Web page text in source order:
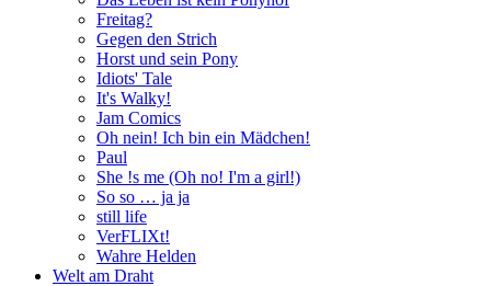
Freitag?
Gegen den Strich
Horst und sein Pony
Idiots' Tale
It's Walky!
Jam Comics
Oh nein! Ich bin ein Mädchen!
Paul
She !s me (Oh no! I'm a girl!)
So so … ja ja
still life
VerFLIXt!
Wahre Helden
Welt am Draht